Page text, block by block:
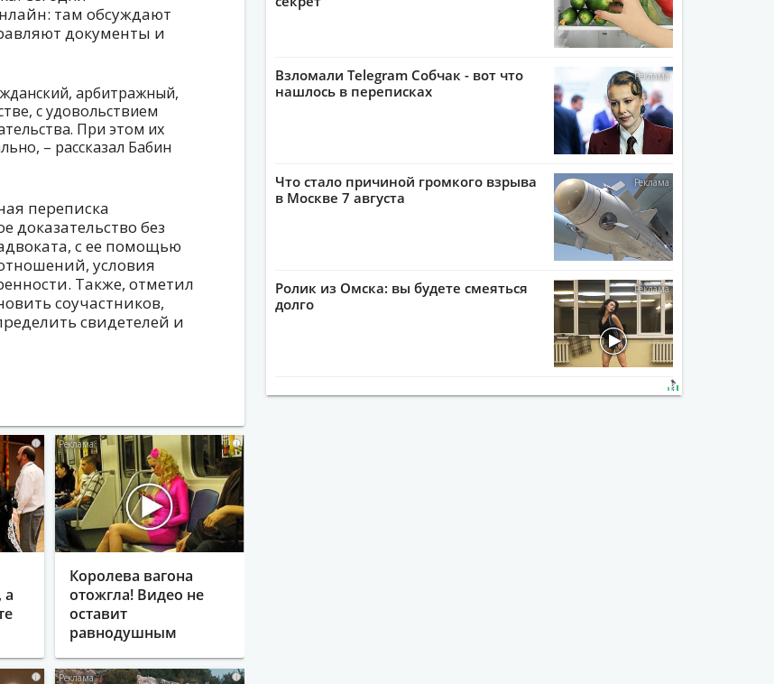
там обсуждают
документы и
арбитражный,
с удовольствием
При этом их
– рассказал Бабин
переписка
доказательство без
с ее помощью
условия
Также, отметил
соучастников,
свидетелей и
i
а
i
Королева вагона
отожгла! Видео не
оставит
равнодушным
i i
Взломали Telegram Собчак - вот что
нашлось в переписках
Что стало причиной громкого взрыва
в Москве 7 августа
Ролик из Омска: вы будете смеяться
долго